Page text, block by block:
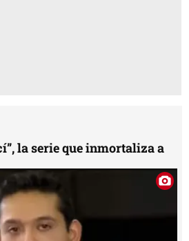
la serie que inmortaliza a